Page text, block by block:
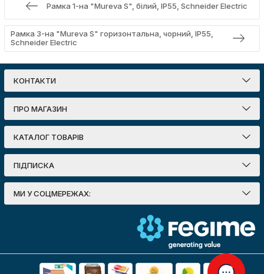
Рамка 1-на "Mureva S", білий, IP55, Schneider Electric
Рамка 3-на "Mureva S" горизонтальна, чорний, IP55,
Schneider Electric
КОНТАКТИ
ПРО МАГАЗИН
КАТАЛОГ ТОВАРІВ
ПІДПИСКА
МИ У СОЦМЕРЕЖАХ: